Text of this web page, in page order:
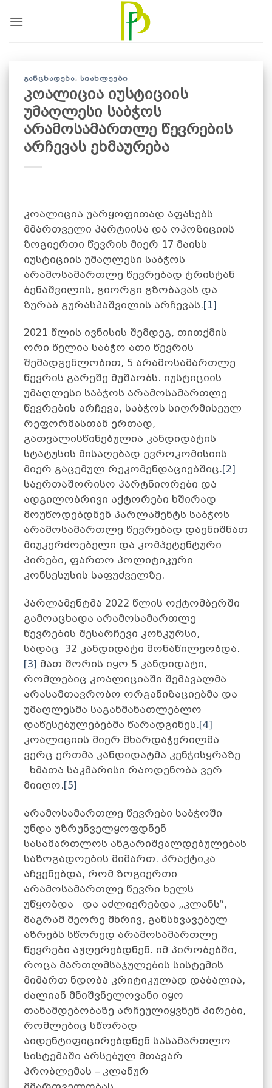
ᲒᲐᲜᲪᲮᲐᲓᲔᲑᲐ, ᲡᲘᲐᲮᲚᲔᲔᲑᲘ
კოალიცია იუსტიციის
უმაღლესი საბჭოს
არამოსამართლე წევრების
არჩევას ეხმაურება
კოალიცია უარყოფითად აფასებს
მმართველი პარტიისა და ოპოზიციის
ზოგიერთი წევრის მიერ 17 მაისს
იუსტიციის უმაღლესი საბჭოს
არამოსამართლე წევრებად ტრისტან
ბენაშვილის, გიორგი გზობავას და
ზურაბ გურასპაშვილის არჩევას.[1]
2021 წლის ივნისის შემდეგ, თითქმის
ორი წელია საბჭო ათი წევრის
შემადგენლობით, 5 არამოსამართლე
წევრის გარეშე მუშაობს. იუსტიციის
უმაღლესი საბჭოს არამოსამართლე
წევრების არჩევა, საბჭოს სიღრმისეულ
რეფორმასთან ერთად,
გათვალისწინებულია კანდიდატის
სტატუსის მისაღებად ევროკომისიის
მიერ გაცემულ რეკომენდაციებშიც.[2]
საერთაშორისო პარტნიორები და
ადგილობრივი აქტორები ხშირად
მოუწოდებდნენ პარლამენტს საბჭოს
არამოსამართლე წევრებად დაენიშნათ
მიუკერძოებელი და კომპეტენტური
პირები, ფართო პოლიტიკური
კონსესუსის საფუძველზე.
პარლამენტმა 2022 წლის ოქტომბერში
გამოაცხადა არამოსამართლე
წევრების შესარჩევი კონკურსი,
სადაც 32 კანდიდატი მონაწილეობდა.
[3] მათ შორის იყო 5 კანდიდატი,
რომლებიც კოალიციაში შემავალმა
არასამთავრობო ორგანიზაციებმა და
უმაღლესმა საგანმანათლებლო
დაწესებულებებმა წარადგინეს.[4]
კოალიციის მიერ მხარდაჭერილმა
ვერც ერთმა კანდიდატმა კენჭისყრაზე
ხმათა საკმარისი რაოდენობა ვერ
მიიღო.[5]
არამოსამართლე წევრები საბჭოში
უნდა უზრუნველყოფდნენ
სასამართლოს ანგარიშვალდებულებას
საზოგადოების მიმართ. პრაქტიკა
აჩვენებდა, რომ ზოგიერთი
არამოსამართლე წევრი ხელს
უწყობდა და აძლიერებდა „კლანს“,
მაგრამ მეორე მხრივ, განსხვავებულ
აზრებს სწორედ არამოსამართლე
წევრები აჟღერებდნენ. იმ პირობებში,
როცა მართლმსაჯულების სისტემის
მიმართ ნდობა კრიტიკულად დაბალია,
ძალიან მნიშვნელოვანი იყო
თანამდებობაზე არჩეულიყვნენ პირები,
რომლებიც სწორად
აიდენტიფიცირებდნენ სასამართლო
სისტემაში არსებულ მთავარ
პრობლემას – კლანურ